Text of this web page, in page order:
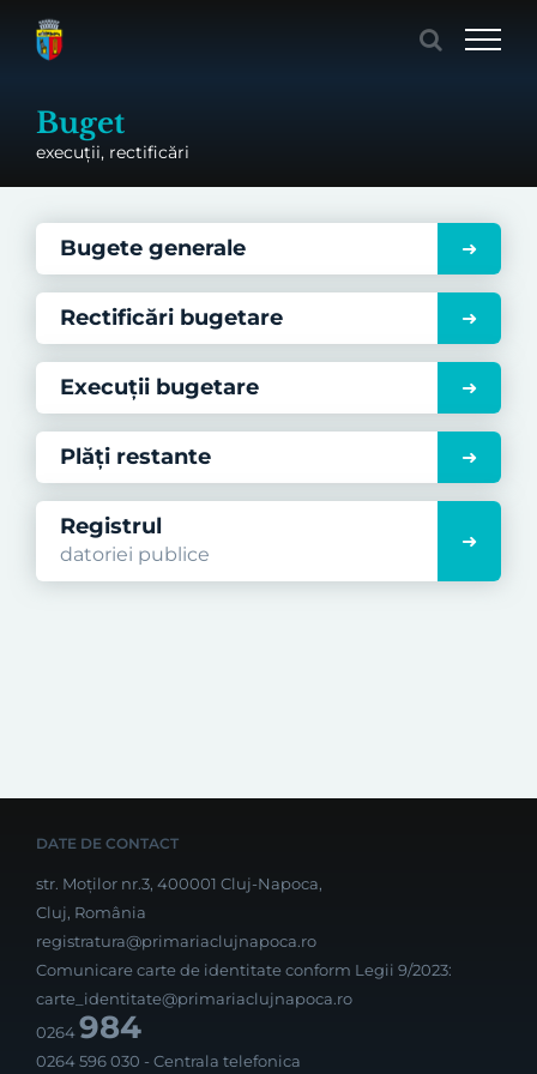
Buget
execuții, rectificări
Bugete generale
Rectificări bugetare
Execuții bugetare
Plăți restante
Registrul
datoriei publice
DATE DE CONTACT
str. Moților nr.3, 400001 Cluj-Napoca,
Cluj, România
registratura@primariaclujnapoca.ro
Comunicare carte de identitate conform Legii 9/2023:
carte_identitate@primariaclujnapoca.ro
0264984
0264 596 030 - Centrala telefonica